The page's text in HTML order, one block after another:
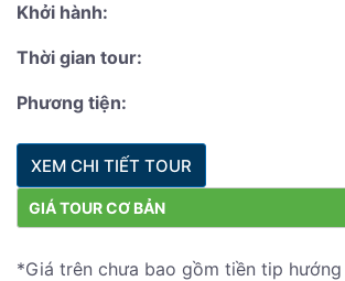
Khởi hành:
Thời gian tour:
Phương tiện:
XEM CHI TIẾT TOUR
GIÁ TOUR CƠ BẢN
*Giá trên chưa bao gồm tiền tip hướng